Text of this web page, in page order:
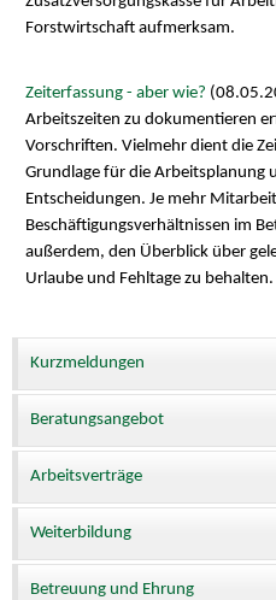
Forstwirtschaft aufmerksam.
Zeiterfassung - aber wie?
Arbeitszeiten zu dokumentieren
Vorschriften. Vielmehr dient die
Grundlage für die Arbeitsplanung
Entscheidungen. Je mehr
Beschäftigungsverhältnissen im
außerdem, den Überblick über
Urlaube und Fehltage zu behalten.
Kurzmeldungen
Beratungsangebot
Arbeitsverträge
Weiterbildung
Betreuung und Ehrung